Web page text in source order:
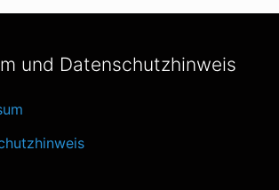
und Datenschutzhinweis